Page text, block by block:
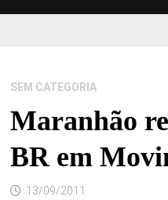
SEM CATEGORIA
Maranhão
BR em
13/09/2011